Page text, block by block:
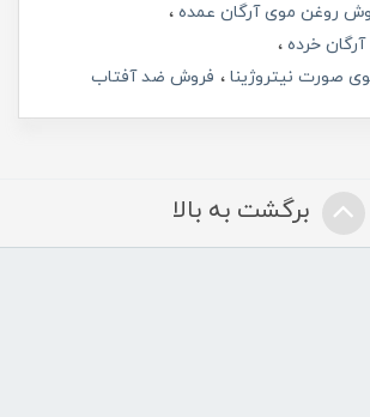
روغن موی آرگان عمده
خرده
صورت نیتروژینا
فروش ضد آفتاب
برگشت به بالا